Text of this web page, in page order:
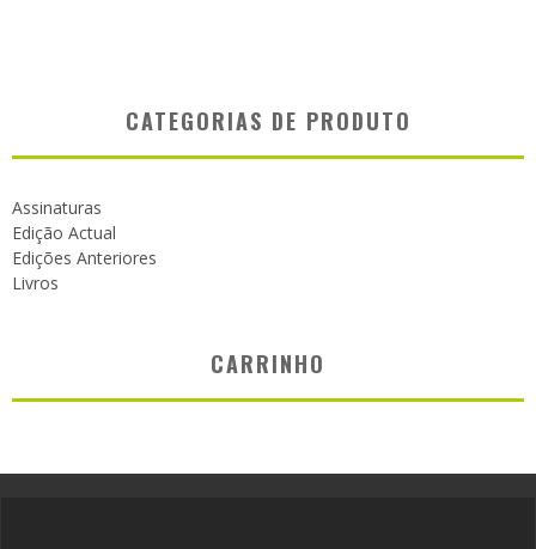
CATEGORIAS DE PRODUTO
Assinaturas
Edição Actual
Edições Anteriores
Livros
CARRINHO